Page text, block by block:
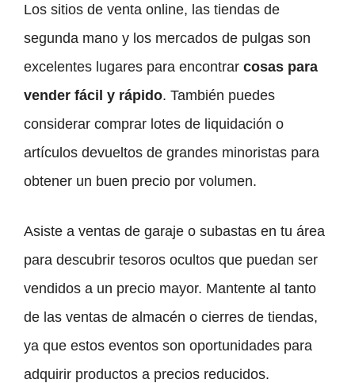
Los sitios de venta online, las tiendas de
segunda mano y los mercados de pulgas son
excelentes lugares para encontrar cosas para
vender fácil y rápido. También puedes
considerar comprar lotes de liquidación o
artículos devueltos de grandes minoristas para
obtener un buen precio por volumen.
Asiste a ventas de garaje o subastas en tu área
para descubrir tesoros ocultos que puedan ser
vendidos a un precio mayor. Mantente al tanto
de las ventas de almacén o cierres de tiendas,
ya que estos eventos son oportunidades para
adquirir productos a precios reducidos.